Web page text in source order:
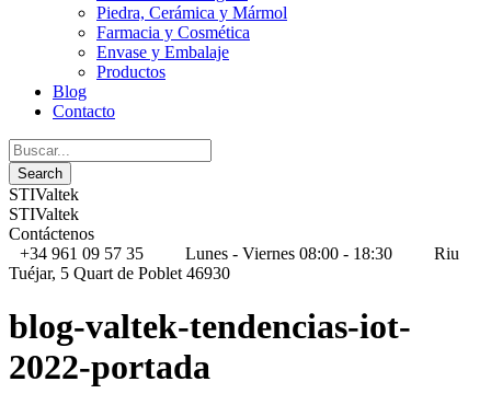
Piedra, Cerámica y Mármol
Farmacia y Cosmética
Envase y Embalaje
Productos
Blog
Contacto
STIValtek
STIValtek
Contáctenos
+34 961 09 57 35
Lunes - Viernes 08:00 - 18:30
Riu
Tuéjar, 5 Quart de Poblet 46930
blog-valtek-tendencias-iot-
2022-portada